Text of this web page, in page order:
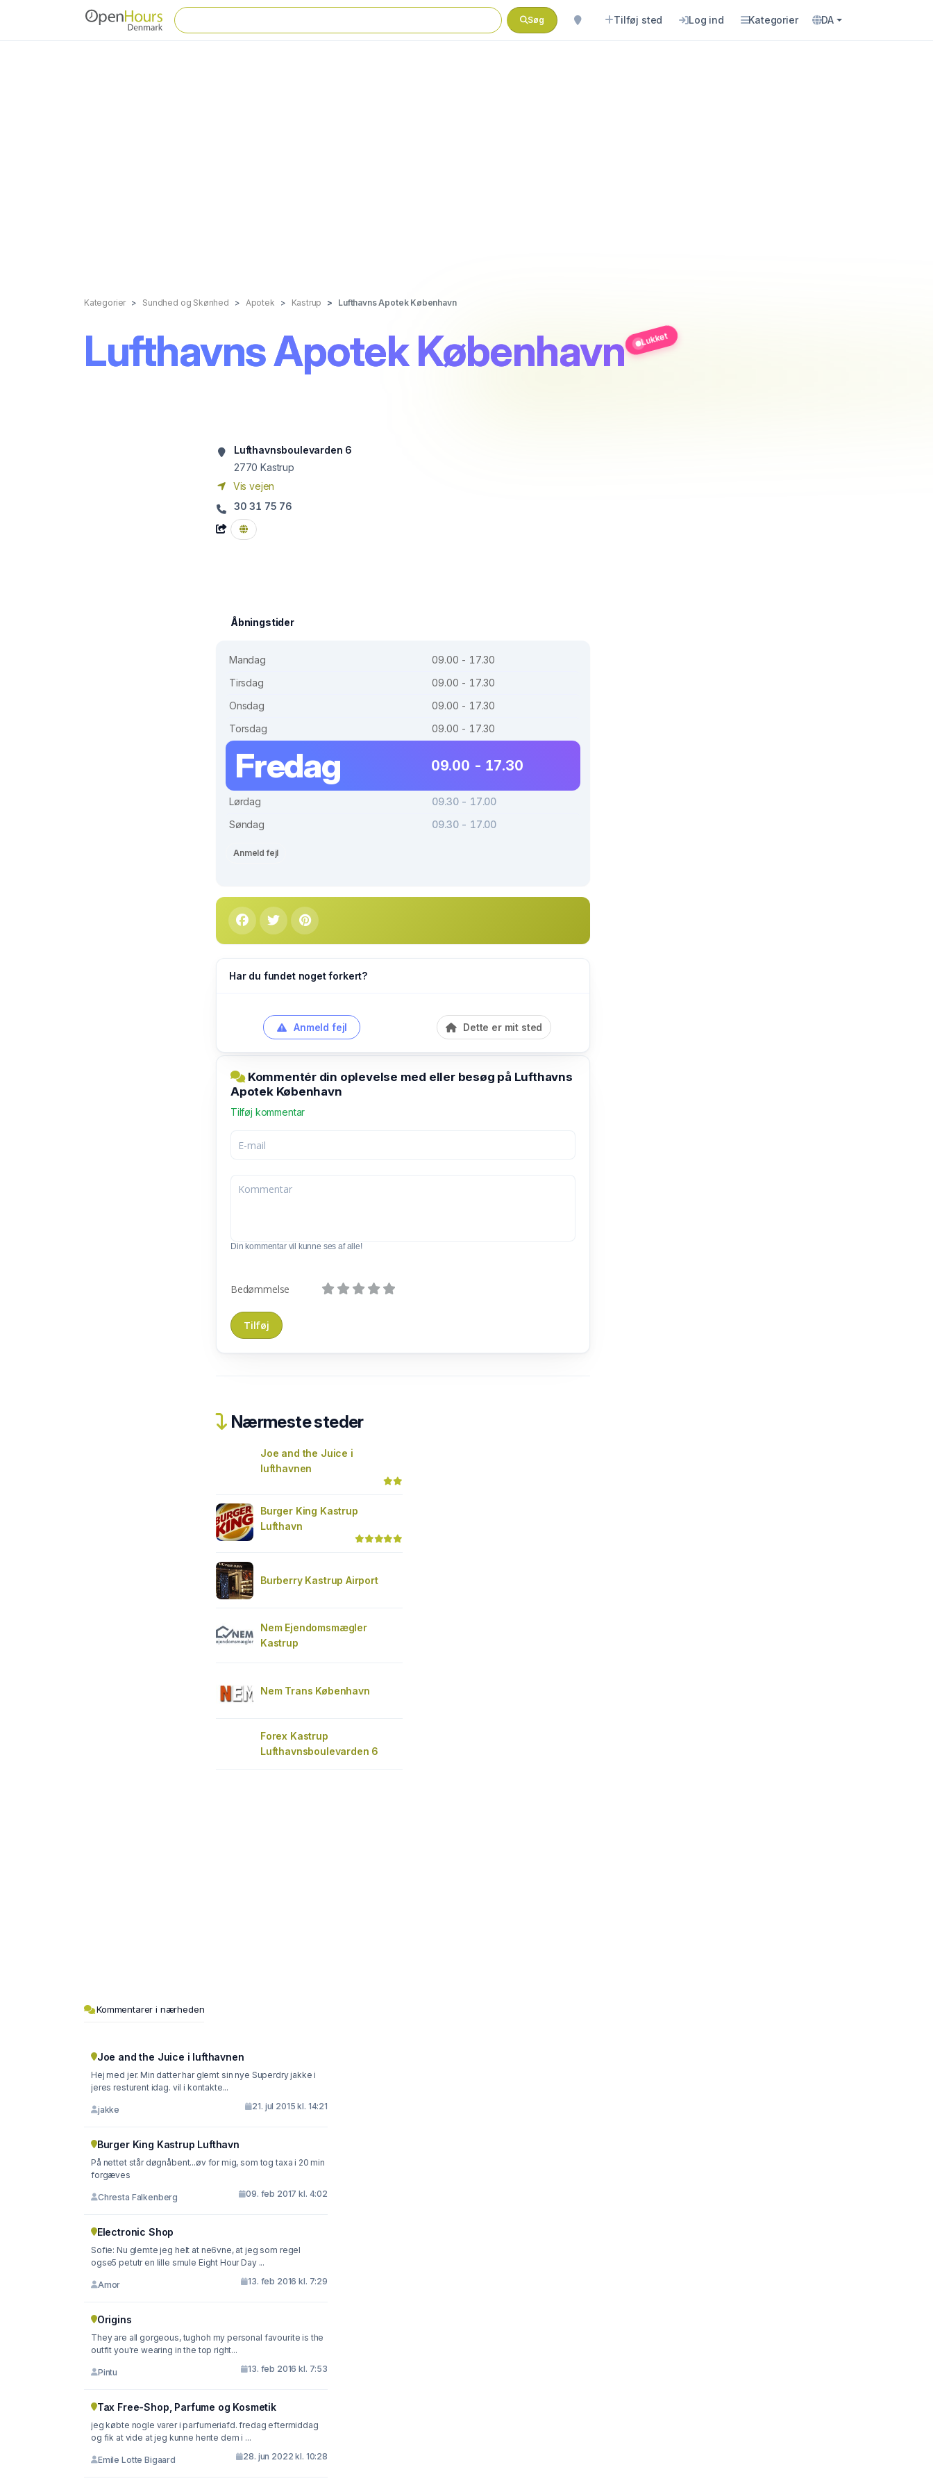
Søg Tilføj sted Log ind Kategorier DA
Kategorier Sundhed og Skønhed Apotek Kastrup Lufthavns Apotek København
Lufthavns Apotek København Lukket
Lufthavnsboulevarden 6
2770 Kastrup
Vis vejen
30 31 75 76
Åbningstider
Mandag
09.00 - 17.30
Tirsdag
09.00 - 17.30
Onsdag
09.00 - 17.30
Torsdag
09.00 - 17.30
Fredag 09.00 - 17.30
Lørdag
09.30 - 17.00
Søndag
09.30 - 17.00
Anmeld fejl
Har du fundet noget forkert?
Anmeld fejl Dette er mit sted
Kommentér din oplevelse med eller besøg på Lufthavns
Apotek København
Tilføj kommentar
Din kommentar vil kunne ses af alle!
Bedømmelse
Nærmeste steder
Joe and the Juice i
lufthavnen
Burger King Kastrup
Lufthavn
Burberry Kastrup Airport
Nem Ejendomsmægler
Kastrup
Nem Trans København
Forex Kastrup
Lufthavnsboulevarden 6
Kommentarer i nærheden
Joe and the Juice i lufthavnen
Hej med jer. Min datter har glemt sin nye Superdry jakke i
jeres resturent idag. vil i kontakte...
jakke 21. jul 2015 kl. 14:21
Burger King Kastrup Lufthavn
På nettet står døgnåbent...øv for mig, som tog taxa i 20 min
forgæves
Chresta Falkenberg 09. feb 2017 kl. 4:02
Electronic Shop
Sofie: Nu glemte jeg helt at ne6vne, at jeg som regel
ogse5 petutr en lille smule Eight Hour Day ...
Amor 13. feb 2016 kl. 7:29
Origins
They are all gorgeous, tughoh my personal favourite is the
outfit you're wearing in the top right...
Pintu 13. feb 2016 kl. 7:53
Tax Free-Shop, Parfume og Kosmetik
jeg købte nogle varer i parfumeriafd. fredag eftermiddag
og fik at vide at jeg kunne hente dem i ...
Emile Lotte Bigaard 28. jun 2022 kl. 10:28